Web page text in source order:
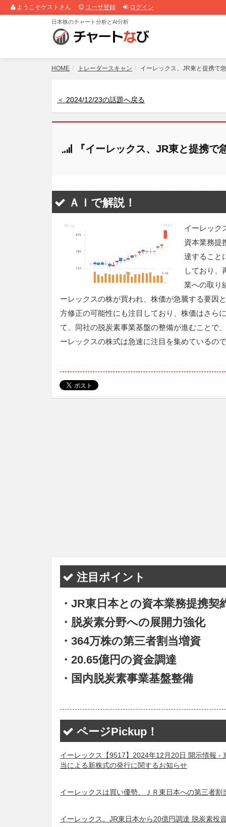
ようこそゲストさん ユーザ登録 ログイン
日本株のチャート分析とAI分析
HOME トレーダースキャン イーレックス、JR東と提携で
＜ 2024/12/23の話題へ戻る
『イーレックス、JR東と提携で
ＡＩで解説！
イーレック
資本業務提
達すること
しており、
業への取り
ーレックスの株が買われ、株価が急騰する要因
方修正の可能性にも注目しており、株価はさら
て、同社の脱炭素事業基盤の整備が進むことで
ーレックスの株式は急速に注目を集めて
注目ポイント
・JR東日本との資本業務提携契
・脱炭素分野への展開力強化
・364万株の第三者割当増資
・20.65億円の資金調達
・国内脱炭素事業基盤整備
ページPickup！
イーレックス【9517】2024年12月20日 開示情報 -
当による新株式の発行に関するお知らせ
イーレックスは買い優勢、ＪＲ東日本への第三者
イーレックス、JR東日本から20億円調達 脱炭素投